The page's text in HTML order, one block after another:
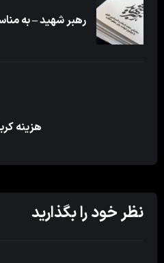
رهبر شهید – به
هزینه
نظر خود را بگذارید